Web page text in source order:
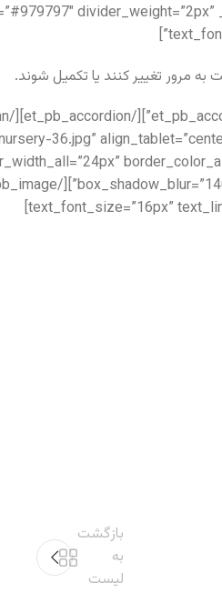
مرور تغییر کنند یا تکمیل شوند.
2020/09/plant-nursery-36.jpg”
text_font_size=”16px”
بازگشت
به
لیست